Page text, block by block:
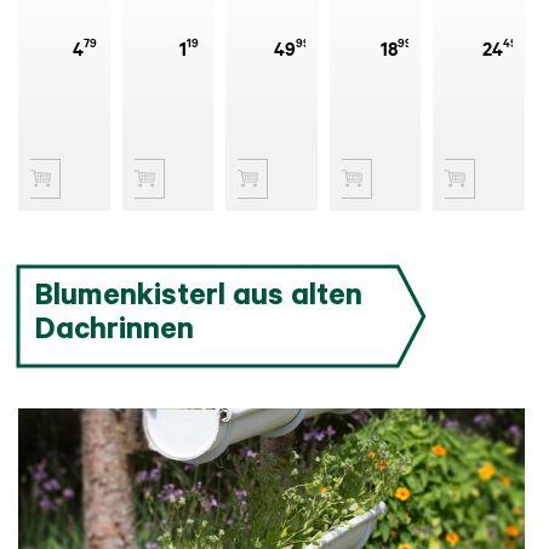
479 119 4999 1899 2449
Blumenkisterl aus alten
Dachrinnen